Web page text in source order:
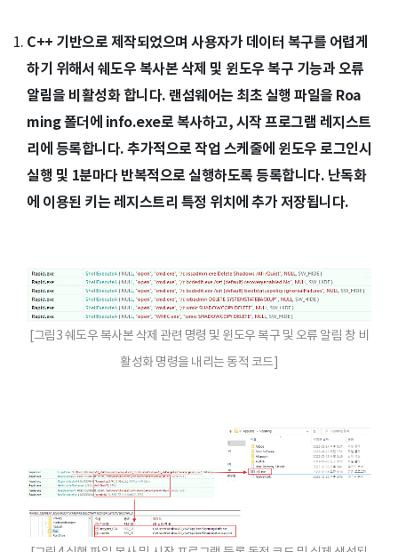
C++ 기반으로 제작되었으며 사용자가 데이터 복구를 어렵게
하기 위해서 쉐도우 복사본 삭제 및 윈도우 복구 기능과 오류
알림을 비활성화 합니다. 랜섬웨어는 최초 실행 파일을 Roa
ming 폴더에 info.exe로 복사하고, 시작 프로그램 레지스트
리에 등록합니다. 추가적으로 작업 스케줄에 윈도우 로그인시
실행 및 1분마다 반복적으로 실행하도록 등록합니다. 난독화
에 이용된 키는 레지스트리 특정 위치에 추가 저장됩니다.
[그림3 쉐도우 복사본 삭제 관련 명령 및 윈도우 복구 및 오류 알림 창 비
활성화 명령을 내리는 동적 코드]